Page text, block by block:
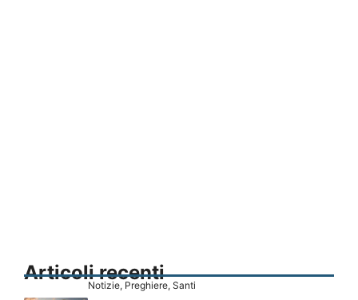
Articoli recenti
Notizie, Preghiere, Santi